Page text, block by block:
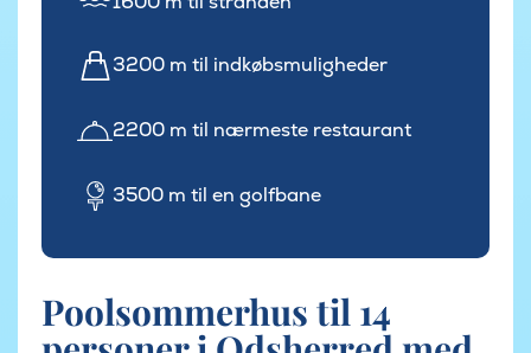
3200 m til indkøbsmuligheder
2200 m til nærmeste restaurant
3500 m til en golfbane
Poolsommerhus til 14